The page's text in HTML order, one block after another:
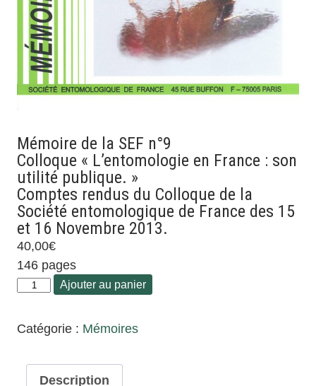
Mémoire de la SEF n°9
Colloque « L’entomologie en France : son
utilité publique. »
Comptes rendus du Colloque de la
Société entomologique de France des 15
et 16 Novembre 2013.
40,00€
146 pages
Ajouter au panier
Catégorie : Mémoires
Description